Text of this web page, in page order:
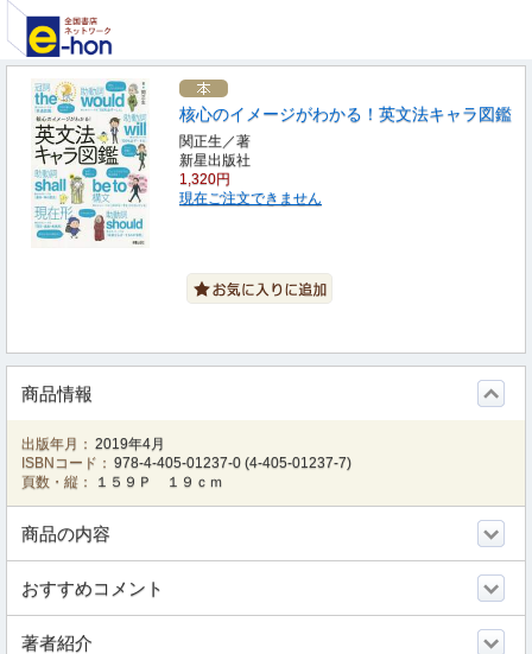
核心のイメージがわかる！英文法キャラ図鑑
関正生／著
新星出版社
1,320円
現在ご注文できません
商品情報
出版年月： 2019年4月
ISBNコード： 978-4-405-01237-0 (4-405-01237-7)
頁数・縦：
１５９Ｐ １９ｃｍ
商品の内容
おすすめコメント
著者紹介